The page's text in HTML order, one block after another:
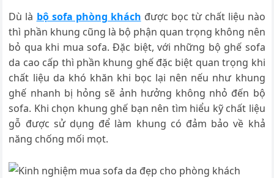
Dù là bộ sofa phòng khách được bọc từ chất liệu nào
thì phần khung cũng là bộ phận quan trọng không nên
bỏ qua khi mua sofa. Đặc biệt, với những bộ ghế sofa
da cao cấp thì phần khung ghế đặc biệt quan trọng khi
chất liệu da khó khăn khi bọc lại nên nếu như khung
ghế nhanh bị hỏng sẽ ảnh hưởng không nhỏ đến bộ
sofa. Khi chọn khung ghế bạn nên tìm hiểu kỹ chất liệu
gỗ được sử dụng để làm khung có đảm bảo về khả
năng chống mối mọt.